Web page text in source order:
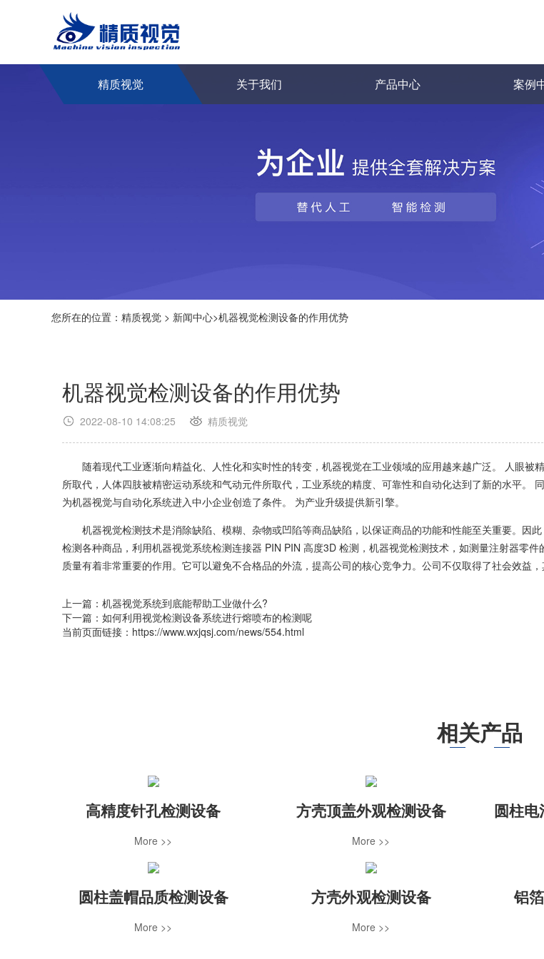
精质视觉 关于我们 产品中心 案例
您所在的位置： 精质视觉 > 新闻中心>机器视觉检测设备的作用优势
机器视觉检测设备的作用优势
2022-08-10 14:08:25 精质视觉
随着现代工业逐渐向精益化、人性化和实时性的转变，机器视觉在工业领域的应用越来越广泛。 人眼被
所取代，人体四肢被精密运动系统和气动元件所取代，工业系统的精度、可靠性和自动化达到了新的水平。
为机器视觉与自动化系统进入中小企业创造了条件。 为产业升级提供新引擎。
机器视觉检测技术是消除缺陷、模糊、杂物或凹陷等商品缺陷，以保证商品的功能和性能至关重要。因
检测各种商品，利用机器视觉系统检测连接器 PIN PIN 高度3D 检测，机器视觉检测技术，如测量注射器零
质量有着非常重要的作用。它可以避免不合格品的外流，提高公司的核心竞争力。公司不仅取得了社会效益
上一篇： 机器视觉系统到底能帮助工业做什么?
下一篇： 如何利用视觉检测设备系统进行熔喷布的检测呢
当前页面链接：https://www.wxjqsj.com/news/554.html
相关产品
高精度针孔检测设备
More >>
方壳顶盖外观检测设备
More >>
圆柱
圆柱盖帽品质检测设备
More >>
方壳外观检测设备
More >>
铝